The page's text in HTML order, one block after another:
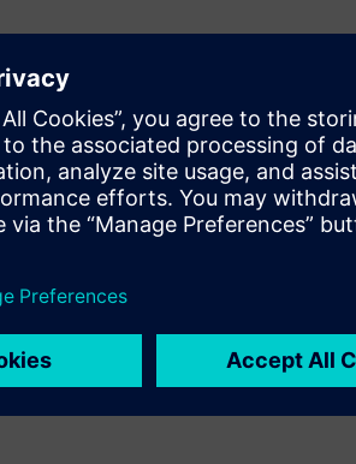
stanowi nie
życia
danych,
i zużyciu
do